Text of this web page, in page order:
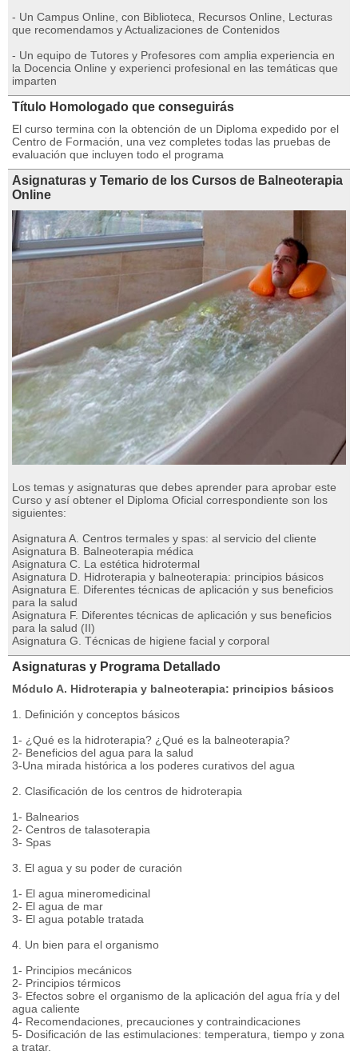
- Un Campus Online, con Biblioteca, Recursos Online, Lecturas
que recomendamos y Actualizaciones de Contenidos
- Un equipo de Tutores y Profesores com amplia experiencia en
la Docencia Online y experienci profesional en las temáticas que
imparten
Título Homologado que conseguirás
El curso termina con la obtención de un Diploma expedido por el
Centro de Formación, una vez completes todas las pruebas de
evaluación que incluyen todo el programa
Asignaturas y Temario de los Cursos de Balneoterapia
Online
Los temas y asignaturas que debes aprender para aprobar este
Curso y así obtener el Diploma Oficial correspondiente son los
siguientes:
Asignatura A. Centros termales y spas: al servicio del cliente
Asignatura B. Balneoterapia médica
Asignatura C. La estética hidrotermal
Asignatura D. Hidroterapia y balneoterapia: principios básicos
Asignatura E. Diferentes técnicas de aplicación y sus beneficios
para la salud
Asignatura F. Diferentes técnicas de aplicación y sus beneficios
para la salud (II)
Asignatura G. Técnicas de higiene facial y corporal
Asignaturas y Programa Detallado
Módulo A. Hidroterapia y balneoterapia: principios básicos
1. Definición y conceptos básicos
1- ¿Qué es la hidroterapia? ¿Qué es la balneoterapia?
2- Beneficios del agua para la salud
3-Una mirada histórica a los poderes curativos del agua
2. Clasificación de los centros de hidroterapia
1- Balnearios
2- Centros de talasoterapia
3- Spas
3. El agua y su poder de curación
1- El agua mineromedicinal
2- El agua de mar
3- El agua potable tratada
4. Un bien para el organismo
1- Principios mecánicos
2- Principios térmicos
3- Efectos sobre el organismo de la aplicación del agua fría y del
agua caliente
4- Recomendaciones, precauciones y contraindicaciones
5- Dosificación de las estimulaciones: temperatura, tiempo y zona
a tratar.